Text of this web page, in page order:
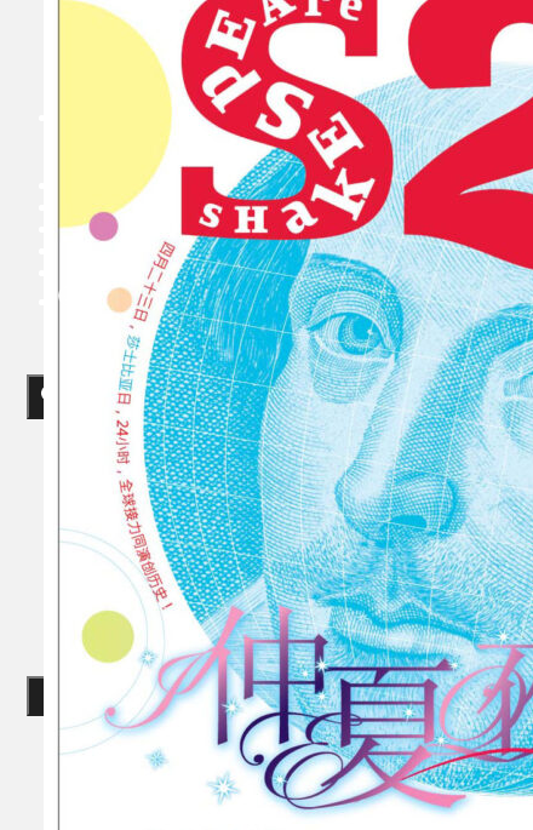
Teater
Tarian
Penapisan
Sejarah Lisan
Mengenai Kami
Hubungi Kami
BM
EN
Cari laman web
Gelintar